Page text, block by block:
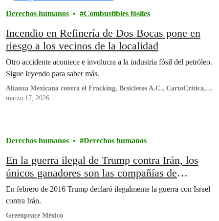
Derechos humanos Combustibles fósiles
Incendio en Refinería de Dos Bocas pone en
riesgo a los vecinos de la localidad
Otro accidente acontece e involucra a la industria fósil del petróleo.
Sigue leyendo para saber más.
Alianza Mexicana contra el Fracking, Bcsicletos A.C., CartoCrítica,
A.C., Centro Mexicano de Derecho Ambiental, A.C. (CEMDA),
DESCA), Fundar Centro de Análisis e Investigación, Greenpeace
Conchos, Planeteando, RG - Asesoría Legal
marzo 17, 2026
Derechos humanos Derechos humanos
En la guerra ilegal de Trump contra Irán, los
únicos ganadores son las compañías de
petróleo y gas.
En febrero de 2016 Trump declaró ilegalmente la guerra con Israel
contra Irán.
Greenpeace México